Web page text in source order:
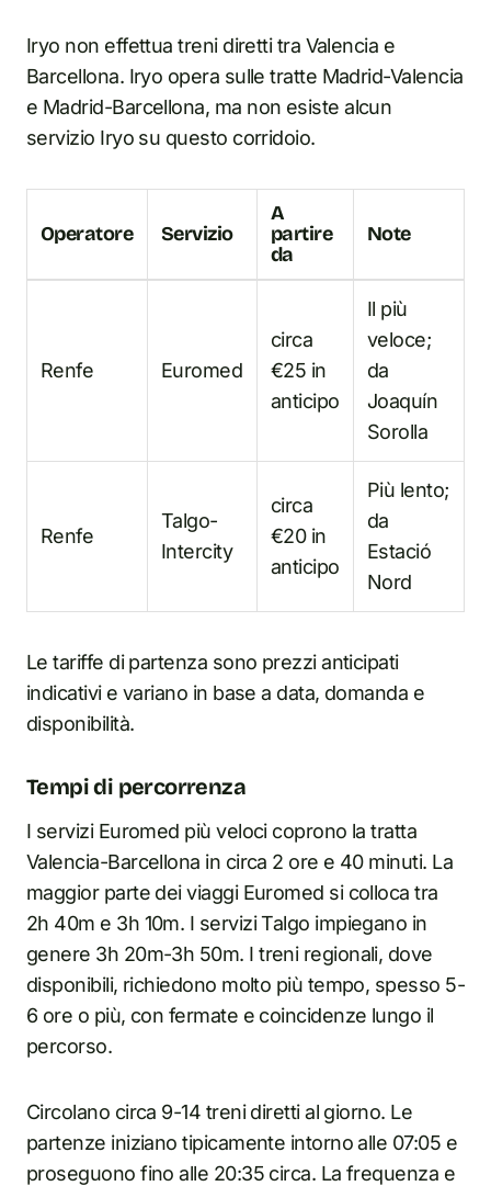
Iryo non effettua treni diretti tra Valencia e
Barcellona. Iryo opera sulle tratte Madrid-Valencia
e Madrid-Barcellona, ma non esiste alcun
servizio Iryo su questo corridoio.
Operatore Servizio
A
partire
da
Note
Renfe Euromed
circa
€25 in
anticipo
Il più
veloce;
da
Joaquín
Sorolla
Renfe
Talgo-
Intercity
circa
€20 in
anticipo
Più lento;
da
Estació
Nord
Le tariffe di partenza sono prezzi anticipati
indicativi e variano in base a data, domanda e
disponibilità.
Tempi di percorrenza
I servizi Euromed più veloci coprono la tratta
Valencia-Barcellona in circa 2 ore e 40 minuti. La
maggior parte dei viaggi Euromed si colloca tra
2h 40m e 3h 10m. I servizi Talgo impiegano in
genere 3h 20m-3h 50m. I treni regionali, dove
disponibili, richiedono molto più tempo, spesso 5-
6 ore o più, con fermate e coincidenze lungo il
percorso.
Circolano circa 9-14 treni diretti al giorno. Le
partenze iniziano tipicamente intorno alle 07:05 e
proseguono fino alle 20:35 circa. La frequenza e